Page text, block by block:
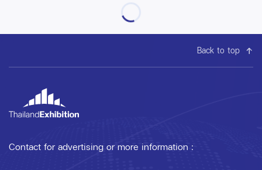
Back to top
Contact for advertising or more information :